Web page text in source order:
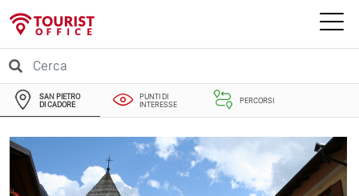
SAN PIETRO
DI CADORE
PUNTI DI
INTERESSE
PERCORSI